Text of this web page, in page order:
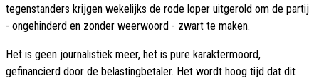
tegenstanders krijgen wekelijks de rode loper uitgerold om de partij
- ongehinderd en zonder weerwoord - zwart te maken.
Het is geen journalistiek meer, het is pure karaktermoord,
gefinancierd door de belastingbetaler. Het wordt hoog tijd dat dit